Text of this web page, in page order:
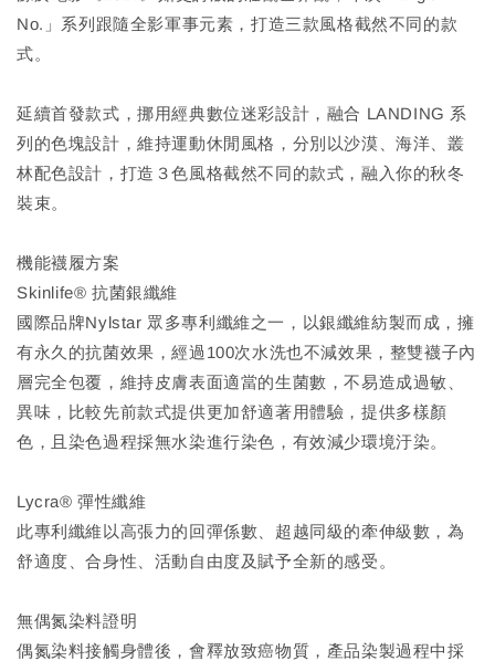
No.」系列跟隨全影軍事元素，打造三款風格截然不同的款
式。
延續首發款式，挪用經典數位迷彩設計，融合 LANDING 系
列的色塊設計，維持運動休閒風格，分別以沙漠、海洋、叢
林配色設計，打造３色風格截然不同的款式，融入你的秋冬
裝束。
機能襪履方案
Skinlife® 抗菌銀纖維
國際品牌Nylstar 眾多專利纖維之一，以銀纖維紡製而成，擁
有永久的抗菌效果，經過100次水洗也不減效果，整雙襪子內
層完全包覆，維持皮膚表面適當的生菌數，不易造成過敏、
異味，比較先前款式提供更加舒適著用體驗，提供多樣顏
色，且染色過程採無水染進行染色，有效減少環境汙染。
Lycra® 彈性纖維
此專利纖維以高張力的回彈係數、超越同級的牽伸級數，為
舒適度、合身性、活動自由度及賦予全新的感受。
無偶氮染料證明
偶氮染料接觸身體後，會釋放致癌物質，產品染製過程中採